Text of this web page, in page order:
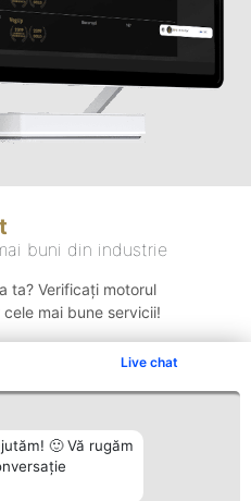
Live chat
🙂 Vă rugăm
buni din industrie
ta? Verificați motorul
mai bune servicii!